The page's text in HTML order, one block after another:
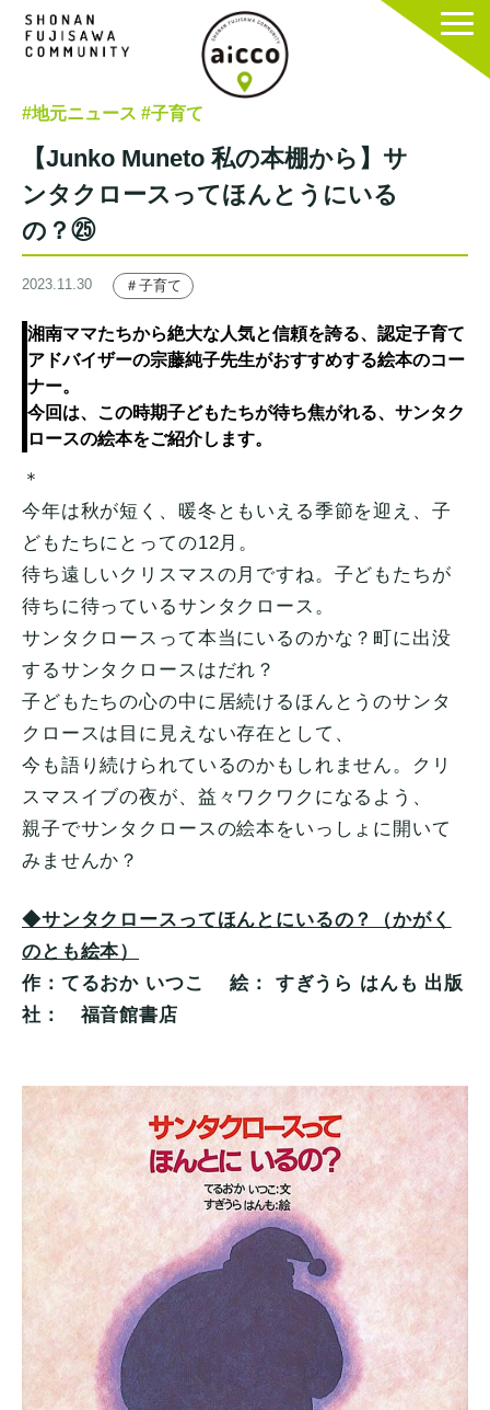
#地元ニュース #子育て
【Junko Muneto 私の本棚から】サ
ンタクロースってほんとうにいる
の？㉕
2023.11.30 ＃子育て
湘南ママたちから絶大な人気と信頼を誇る、認定子育て
アドバイザーの宗藤純子先生がおすすめする絵本のコー
ナー。
今回は、この時期子どもたちが待ち焦がれる、サンタク
ロースの絵本をご紹介します。
＊
今年は秋が短く、暖冬ともいえる季節を迎え、子
どもたちにとっての12月。
待ち遠しいクリスマスの月ですね。子どもたちが
待ちに待っているサンタクロース。
サンタクロースって本当にいるのかな？町に出没
するサンタクロースはだれ？
子どもたちの心の中に居続けるほんとうのサンタ
クロースは目に見えない存在として、
今も語り続けられているのかもしれません。クリ
スマスイブの夜が、益々ワクワクになるよう、
親子でサンタクロースの絵本をいっしょに開いて
みませんか？
◆サンタクロースってほんとにいるの？（かがく
のとも絵本）
作：てるおか いつこ 絵： すぎうら はんも 出版
社： 福音館書店